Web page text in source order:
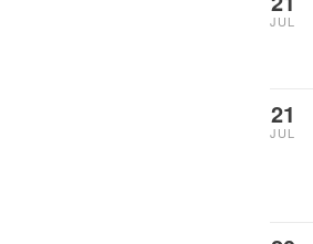
JUL
21
JUL